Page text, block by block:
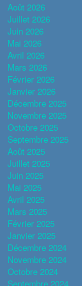
Août 2026
Juillet 2026
Juin 2026
Mai 2026
Avril 2026
Mars 2026
Février 2026
Janvier 2026
Décembre 2025
Novembre 2025
Octobre 2025
Septembre 2025
Août 2025
Juillet 2025
Juin 2025
Mai 2025
Avril 2025
Mars 2025
Février 2025
Janvier 2025
Décembre 2024
Novembre 2024
Octobre 2024
Septembre 2024